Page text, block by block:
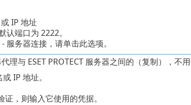
IP 地址
认端口为 2222。
服务器连接，请单击此选项。
与 ESET PROTECT 服务器之间的（复制），不用
IP 地址。
，则输入它使用的凭据。